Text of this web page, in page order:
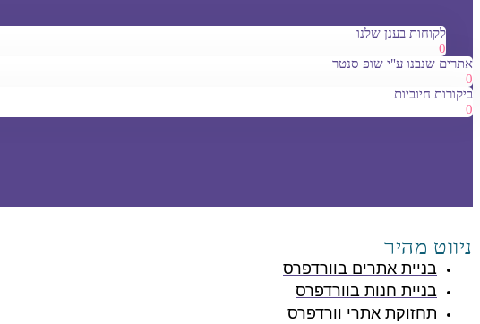
לקוחות בענן שלנו
0
אתרים שנבנו ע"י שופ סנטר
0
ביקורות חיוביות
0
ניווט מהיר
בניית אתרים בוורדפרס
בניית חנות בוורדפרס
תחזוקת אתרי וורדפרס